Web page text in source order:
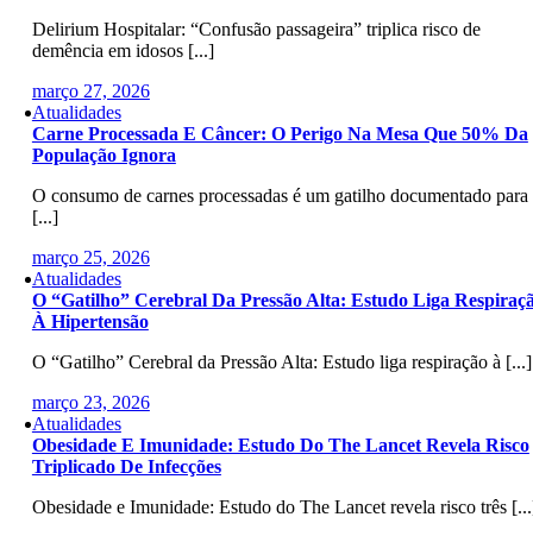
Delirium Hospitalar: “Confusão passageira” triplica risco de
demência em idosos [...]
março 27, 2026
Atualidades
Carne Processada E Câncer: O Perigo Na Mesa Que 50% Da
População Ignora
O consumo de carnes processadas é um gatilho documentado para
[...]
março 25, 2026
Atualidades
O “Gatilho” Cerebral Da Pressão Alta: Estudo Liga
À Hipertensão
O “Gatilho” Cerebral da Pressão Alta: Estudo liga respiração à [...]
março 23, 2026
Atualidades
Obesidade E Imunidade: Estudo Do The Lancet Revela Risco
Triplicado De Infecções
Obesidade e Imunidade: Estudo do The Lancet revela risco três